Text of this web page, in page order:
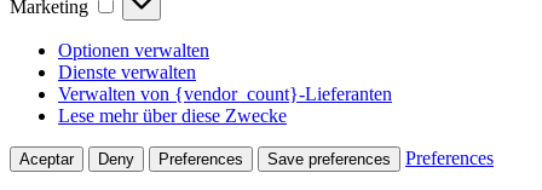
Marketing
Optionen verwalten
Dienste verwalten
Verwalten von {vendor_count}-Lieferanten
Lese mehr über diese Zwecke
Aceptar Deny Preferences Save preferences Preferences